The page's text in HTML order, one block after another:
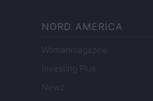
NORD AMERICA
Womanmagazine
Investing Plus
Newz